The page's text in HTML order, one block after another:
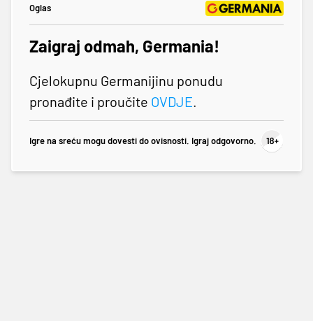
Oglas
Zaigraj odmah, Germania!
Cjelokupnu Germanijinu ponudu
pronađite i proučite OVDJE.
Igre na sreću mogu dovesti do ovisnosti. Igraj odgovorno.